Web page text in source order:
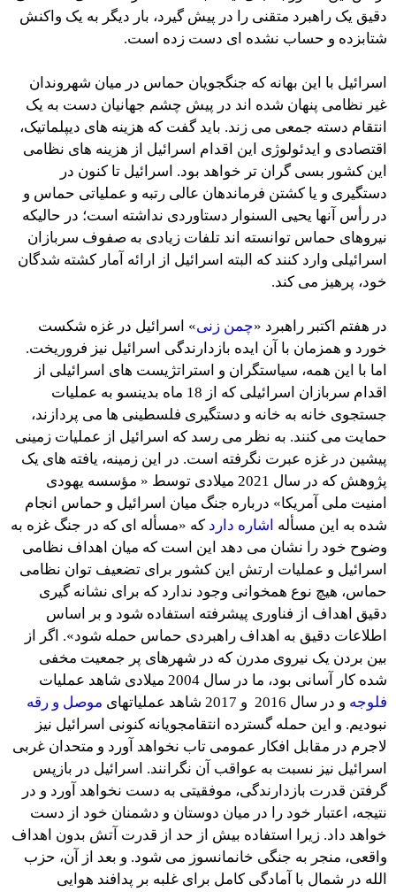
دقیق یک راهبرد متقنی را در پیش گیرد، بار دیگر به یک واکنش
شتابزده و حساب نشده ای دست زده است.
اسرائیل با این بهانه که جنگجویان حماس در میان شهروندان
غیر نظامی پنهان شده اند در پیش چشم جهانیان دست به یک
انتقام دسته جمعی می زند. باید گفت که هزینه های دیپلماتیک،
اقتصادی و ایدئولوژی این اقدام اسرائیل از هزینه های نظامی
این کشور بسی گران تر خواهد بود. اسرائیل تا کنون در
دستگیری و یا کشتن فرماندهان عالی رتبه و عملیاتی حماس و
در رأس آنها یحیی السنوار دستاوردی نداشته است؛ در حالیکه
نیروهای حماس توانسته اند تلفات زیادی به صفوف سربازان
اسرائیلی وارد کنند که البته اسرائیل از ارائه آمار کشته شدگان
خود، پرهیز می کند.
در هفتم اکتبر راهبرد «چمن زنی» اسرائیل در غزه شکست
خورد و همزمان با آن ایده بازدارندگی اسرائیل نیز فروریخت.
اما با این همه، سیاستگران و استراتژیست های اسرائیلی از
اقدام سربازان اسرائیلی که از 18 ماه بدینسو به عملیات
جستجوی خانه به خانه و دستگیری فلسطینی ها می پردازند،
حمایت می کنند. به نظر می رسد که اسرائیل از عملیات زمینی
پیشین در غزه عبرت نگرفته است. در این زمینه، یافته های یک
پژوهش که در سال 2021 میلادی توسط « مؤسسه یهودی
امنیت ملی آمریکا» درباره جنگ میان اسرائیل و حماس انجام
شده به این مسأله اشاره دارد که «مسأله ای که در جنگ غزه به
وضوح خود را نشان می دهد این است که میان اهداف نظامی
اسرائیل و عملیات ارتش این کشور برای تضعیف توان نظامی
حماس، هیچ نوع همخوانی وجود ندارد که برای نشانه گیری
دقیق اهداف از فناوری پیشرفته استفاده شود و بر اساس
اطلاعات دقیق به اهداف راهبردی حماس حمله شود». اگر از
بین بردن یک نیروی مدرن که در شهرهای پر جمعیت مخفی
شده کار آسانی بود، ما در سال 2004 میلادی شاهد عملیات
فلوجه و در سال 2016 و 2017 شاهد عملیاتهای
موصل و رقه
نبودیم. و این حمله گسترده انتقامجویانه کنونی اسرائیل نیز
لاجرم در مقابل افکار عمومی تاب نخواهد آورد و متحدان غربی
اسرائیل نیز نسبت به عواقب آن نگرانند. اسرائیل در بازپس
گرفتن قدرت بازدارندگی، موفقیتی به دست نخواهد آورد و در
نتیجه، اعتبار خود را در میان دوستان و دشمنان خود از دست
خواهد داد. زیرا استفاده بیش از حد از قدرت آتش بدون اهداف
واقعی، منجر به جنگی خانمانسوز می شود. و بعد از آن، حزب
الله در شمال با آمادگی کامل برای غلبه بر پدافند هوایی